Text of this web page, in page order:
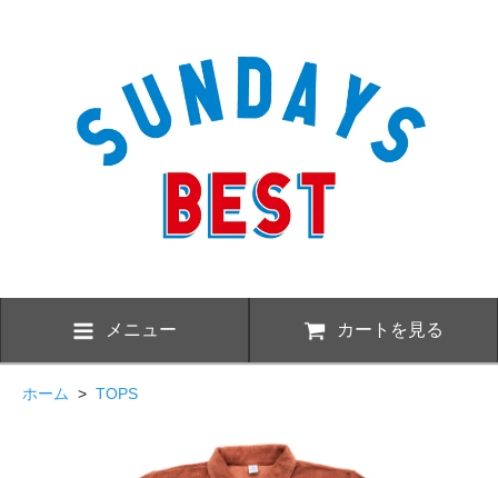
メニュー カートを見る
ホーム > TOPS